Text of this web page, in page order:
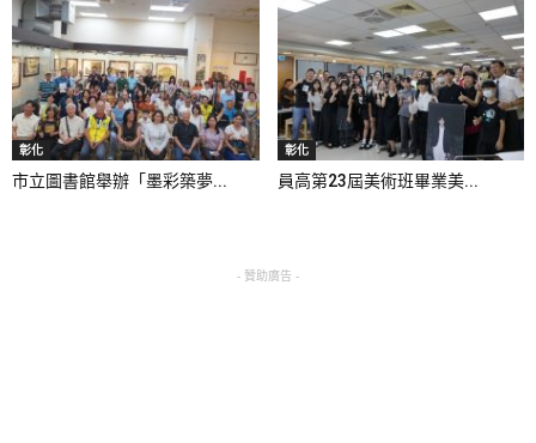
彰化
市立圖書館舉辦「墨彩築夢...
彰化
員高第23屆美術班畢業美...
- 贊助廣告 -